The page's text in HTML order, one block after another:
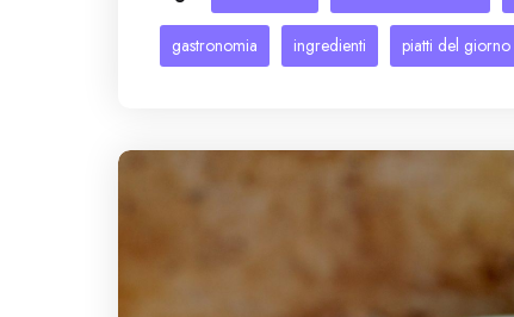
gastronomia ingredienti piatti del giorno